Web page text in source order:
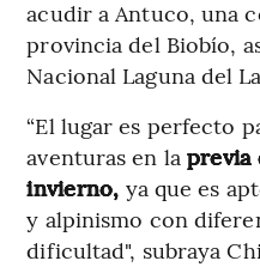
acudir a Antuco, una
provincia del Biobío,
Nacional Laguna del
“El lugar es perfecto
aventuras en la previa
invierno, ya que es
y alpinismo con
dificultad", subraya